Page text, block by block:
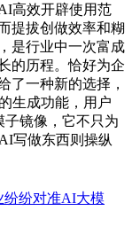
高效开辟使用范
提拔创做效率和糊
是行业中一次富成
的历程。恰好为企
了一种新的选择，
生成功能，用户
子镜像，它不只为
写做东西则操纵
纷纷对准AI大模